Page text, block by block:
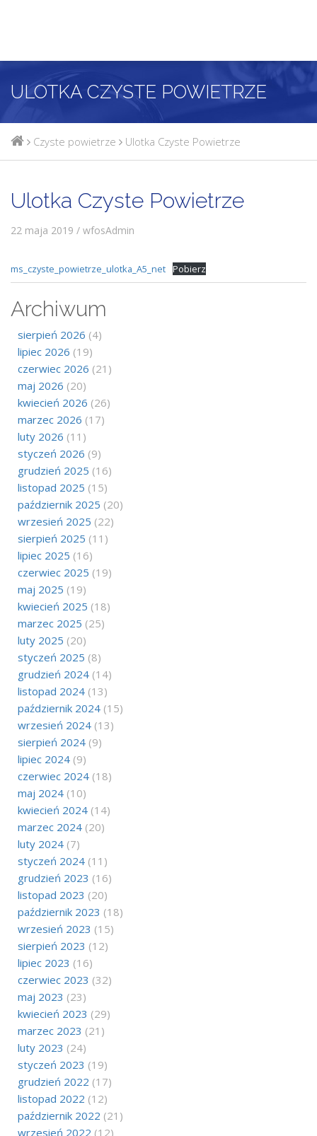
ULOTKA CZYSTE POWIETRZE
Czyste powietrze Ulotka Czyste Powietrze
Ulotka Czyste Powietrze
22 maja 2019 / wfosAdmin
ms_czyste_powietrze_ulotka_A5_net Pobierz
Archiwum
sierpień 2026 (4)
lipiec 2026 (19)
czerwiec 2026 (21)
maj 2026 (20)
kwiecień 2026 (26)
marzec 2026 (17)
luty 2026 (11)
styczeń 2026 (9)
grudzień 2025 (16)
listopad 2025 (15)
październik 2025 (20)
wrzesień 2025 (22)
sierpień 2025 (11)
lipiec 2025 (16)
czerwiec 2025 (19)
maj 2025 (19)
kwiecień 2025 (18)
marzec 2025 (25)
luty 2025 (20)
styczeń 2025 (8)
grudzień 2024 (14)
listopad 2024 (13)
październik 2024 (15)
wrzesień 2024 (13)
sierpień 2024 (9)
lipiec 2024 (9)
czerwiec 2024 (18)
maj 2024 (10)
kwiecień 2024 (14)
marzec 2024 (20)
luty 2024 (7)
styczeń 2024 (11)
grudzień 2023 (16)
listopad 2023 (20)
październik 2023 (18)
wrzesień 2023 (15)
sierpień 2023 (12)
lipiec 2023 (16)
czerwiec 2023 (32)
maj 2023 (23)
kwiecień 2023 (29)
marzec 2023 (21)
luty 2023 (24)
styczeń 2023 (19)
grudzień 2022 (17)
listopad 2022 (12)
październik 2022 (21)
wrzesień 2022 (12)